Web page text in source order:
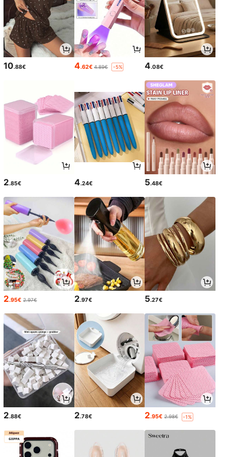
10.88€ 4.62€ 4.89€ -5% 4.08€
2.85€ 4.24€ 5.48€
2.95€ 2.97€ 2.97€ 5.27€
2.88€ 2.78€ 2.95€ 2.98€ -1%